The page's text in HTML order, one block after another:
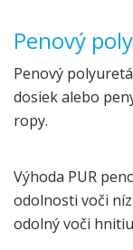
Penový
Penový
dosiek alebo
ropy.
Výhoda PUR
odolnosti voči
odolný voči